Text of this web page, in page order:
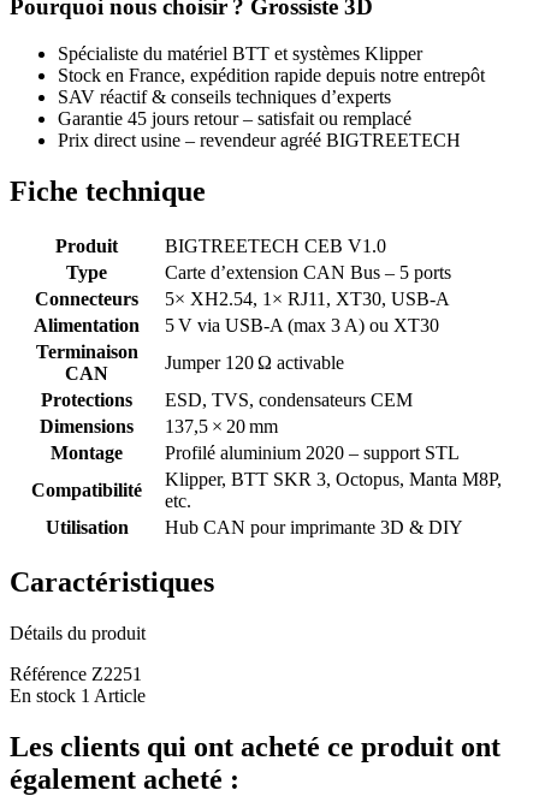
Pourquoi nous choisir ? Grossiste 3D
Spécialiste du matériel BTT et systèmes Klipper
Stock en France, expédition rapide depuis notre entrepôt
SAV réactif & conseils techniques d’experts
Garantie 45 jours retour – satisfait ou remplacé
Prix direct usine – revendeur agréé BIGTREETECH
Fiche technique
Produit
BIGTREETECH CEB V1.0
Type
Carte d’extension CAN Bus – 5 ports
Connecteurs
5× XH2.54, 1× RJ11, XT30, USB-A
Alimentation
5 V via USB-A (max 3 A) ou XT30
Terminaison
CAN
Jumper 120 Ω activable
Protections
ESD, TVS, condensateurs CEM
Dimensions
137,5 × 20 mm
Montage
Profilé aluminium 2020 – support STL
Compatibilité
Klipper, BTT SKR 3, Octopus, Manta M8P,
etc.
Utilisation
Hub CAN pour imprimante 3D & DIY
Caractéristiques
Détails du produit
Référence Z2251
En stock 1 Article
Les clients qui ont acheté ce produit ont
également acheté :